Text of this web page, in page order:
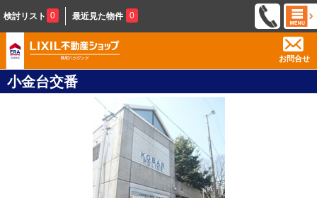
検討リスト 0 最近見た物件 0
お問合せ
小金台交番